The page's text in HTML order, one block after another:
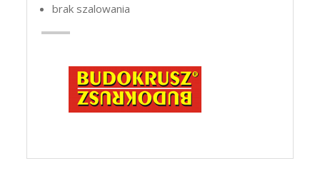
brak szalowania